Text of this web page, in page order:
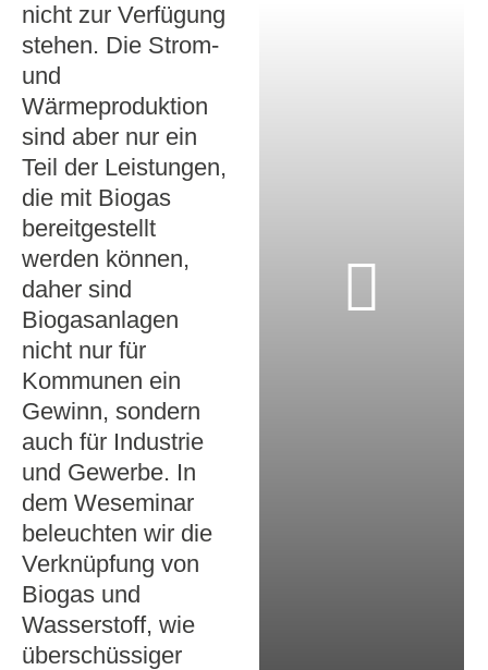
nicht zur Verfügung
stehen. Die Strom-
und
Wärmeproduktion
sind aber nur ein
Teil der Leistungen,
die mit Biogas
bereitgestellt
werden können,
daher sind
Biogasanlagen
nicht nur für
Kommunen ein
Gewinn, sondern
auch für Industrie
und Gewerbe. In
dem Weseminar
beleuchten wir die
Verknüpfung von
Biogas und
Wasserstoff, wie
überschüssiger